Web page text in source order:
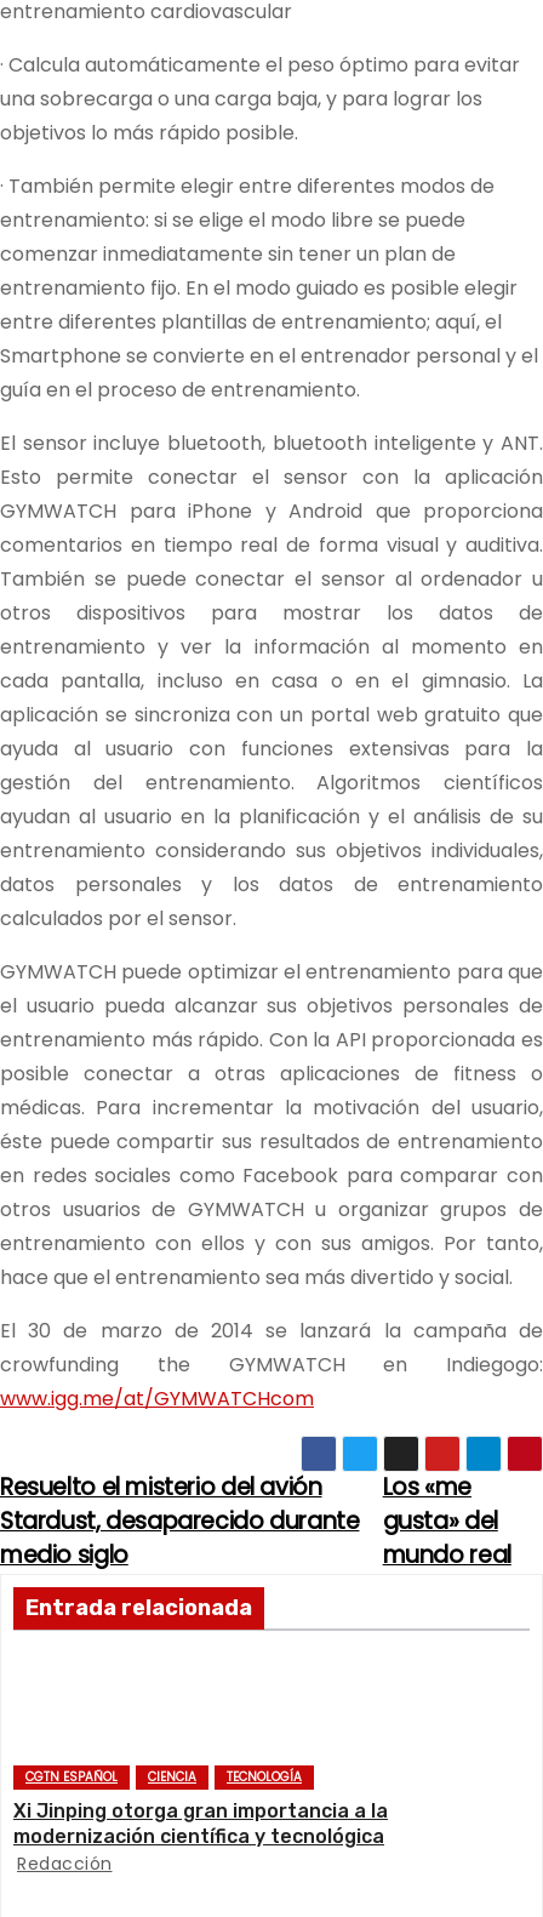
entrenamiento cardiovascular
· Calcula automáticamente el peso óptimo para evitar
una sobrecarga o una carga baja, y para lograr los
objetivos lo más rápido posible.
· También permite elegir entre diferentes modos de
entrenamiento: si se elige el modo libre se puede
comenzar inmediatamente sin tener un plan de
entrenamiento fijo. En el modo guiado es posible elegir
entre diferentes plantillas de entrenamiento; aquí, el
Smartphone se convierte en el entrenador personal y el
guía en el proceso de entrenamiento.
El sensor incluye bluetooth, bluetooth inteligente y ANT.
Esto permite conectar el sensor con la aplicación
GYMWATCH para iPhone y Android que proporciona
comentarios en tiempo real de forma visual y auditiva.
También se puede conectar el sensor al ordenador u
otros dispositivos para mostrar los datos de
entrenamiento y ver la información al momento en
cada pantalla, incluso en casa o en el gimnasio. La
aplicación se sincroniza con un portal web gratuito que
ayuda al usuario con funciones extensivas para la
gestión del entrenamiento. Algoritmos científicos
ayudan al usuario en la planificación y el análisis de su
entrenamiento considerando sus objetivos individuales,
datos personales y los datos de entrenamiento
calculados por el sensor.
GYMWATCH puede optimizar el entrenamiento para que
el usuario pueda alcanzar sus objetivos personales de
entrenamiento más rápido. Con la API proporcionada es
posible conectar a otras aplicaciones de fitness o
médicas. Para incrementar la motivación del usuario,
éste puede compartir sus resultados de entrenamiento
en redes sociales como Facebook para comparar con
otros usuarios de GYMWATCH u organizar grupos de
entrenamiento con ellos y con sus amigos. Por tanto,
hace que el entrenamiento sea más divertido y social.
El 30 de marzo de 2014 se lanzará la campaña de
crowfunding the GYMWATCH en Indiegogo:
www.igg.me/at/GYMWATCHcom
N
a
v
c
Los «me
gusta» del
mundo real
Resuelto el misterio del avión
Stardust, desaparecido durante
medio siglo
Entrada relacionada
CGTN ESPAÑOL CIENCIA TECNOLOGÍA
Xi Jinping otorga gran importancia a la
modernización científica y tecnológica
Redacción